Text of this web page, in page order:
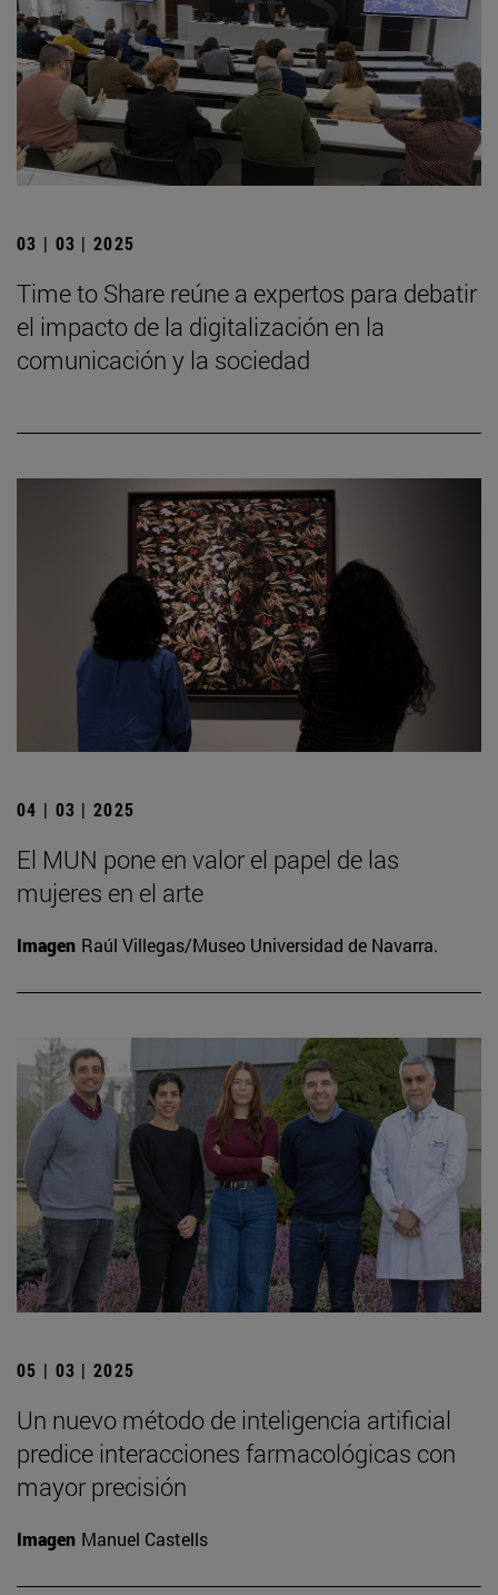
03 | 03 | 2025
Time to Share reúne a expertos para debatir
el impacto de la digitalización en la
comunicación y la sociedad
04 | 03 | 2025
El MUN pone en valor el papel de las
mujeres en el arte
Imagen Raúl Villegas/Museo Universidad de Navarra.
05 | 03 | 2025
Un nuevo método de inteligencia artificial
predice interacciones farmacológicas con
mayor precisión
Imagen Manuel Castells